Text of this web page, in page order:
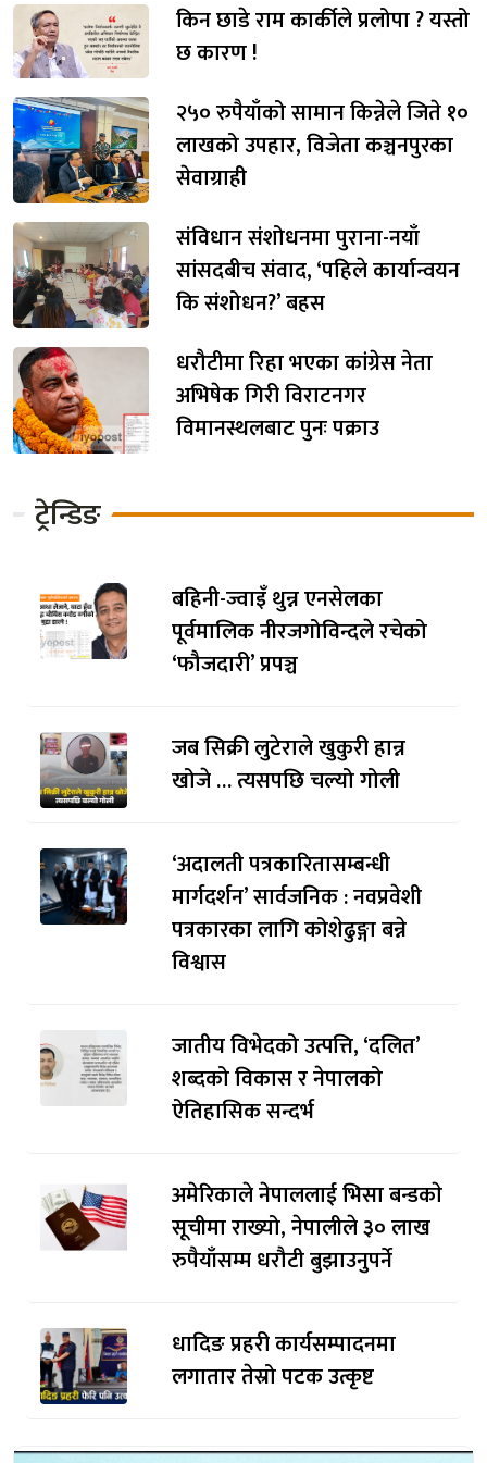
किन छाडे राम कार्कीले प्रलोपा ? यस्तो
छ कारण !
२५० रुपैयाँको सामान किन्नेले जिते १०
लाखको उपहार, विजेता कञ्चनपुरका
सेवाग्राही
संविधान संशोधनमा पुराना-नयाँ
सांसदबीच संवाद, ‘पहिले कार्यान्वयन
कि संशोधन?’ बहस
धरौटीमा रिहा भएका कांग्रेस नेता
अभिषेक गिरी विराटनगर
विमानस्थलबाट पुनः पक्राउ
ट्रेन्डिङ
बहिनी-ज्वाइँ थुन्न एनसेलका
पूर्वमालिक नीरजगोविन्दले रचेको
‘फौजदारी’ प्रपञ्च
जब सिक्री लुटेराले खुकुरी हान्न
खोजे … त्यसपछि चल्यो गोली
‘अदालती पत्रकारितासम्बन्धी
मार्गदर्शन’ सार्वजनिक : नवप्रवेशी
पत्रकारका लागि कोशेढुङ्गा बन्ने
विश्वास
जातीय विभेदको उत्पत्ति, ‘दलित’
शब्दको विकास र नेपालको
ऐतिहासिक सन्दर्भ
अमेरिकाले नेपाललाई भिसा बन्डकाे
सूचीमा राख्यो, नेपालीले ३० लाख
रुपैयाँसम्म धरौटी बुझाउनुपर्ने
धादिङ प्रहरी कार्यसम्पादनमा
लगातार तेस्रो पटक उत्कृष्ट